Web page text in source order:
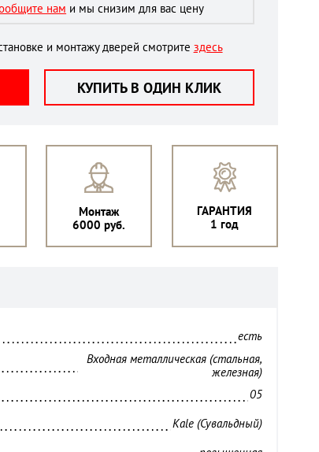
нам и мы снизим для вас цену
и монтажу дверей смотрите здесь
КУПИТЬ В ОДИН КЛИК
Монтаж
6000 руб.
ГАРАНТИЯ
1 год
есть
Входная металлическая (стальная,
железная)
05
Kale (Сувальдный)